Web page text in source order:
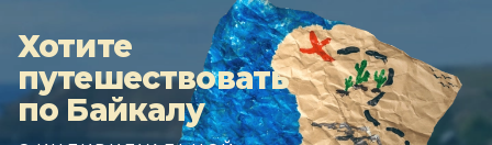
Хотите
путешествовать
по Байкалу